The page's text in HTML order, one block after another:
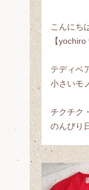
こんにち
【
テディベ
小さいモ
チクチク
のんびり